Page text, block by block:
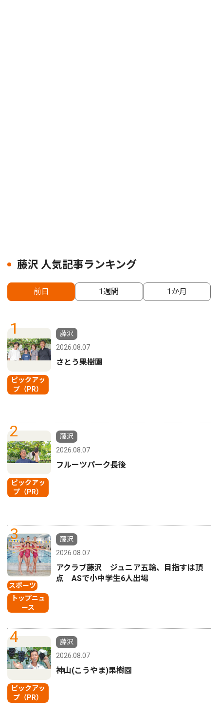
藤沢 人気記事ランキング
前日 1週間 1か月
1
ピックアッ
プ（PR）
藤沢
2026.08.07
さとう果樹園
2
ピックアッ
プ（PR）
藤沢
2026.08.07
フルーツパーク長後
3
スポーツ
トップニュ
ース
藤沢
2026.08.07
アクラブ藤沢 ジュニア五輪、目指すは頂
点 ASで小中学生6人出場
4
ピックアッ
プ（PR）
藤沢
2026.08.07
神山(こうやま)果樹園